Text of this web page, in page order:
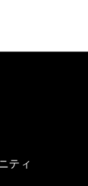
ティ